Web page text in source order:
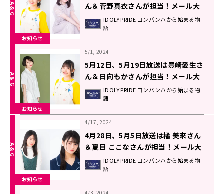
お知らせ
ん＆菅野真衣さんが担当！メール大
募集！！ 『IDOLY PRIDEコンバンハ
から始まる物語』
IDOLY PRIDE コンバンハから始まる物
語
お知らせ
5/1, 2024
5月12日、5月19日放送は豊崎愛生さ
ん＆日向もかさんが担当！メール大
募集！！ 『IDOLY PRIDEコンバンハ
から始まる物語』
IDOLY PRIDE コンバンハから始まる物
語
お知らせ
4/17, 2024
4月28日、5月5日放送は橘 美來さん
＆夏目 ここなさんが担当！メール大
募集！！ 『IDOLY PRIDEコンバンハ
から始まる物語』
IDOLY PRIDE コンバンハから始まる物
語
4/3, 2024